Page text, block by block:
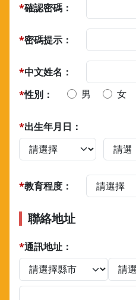
*確認密碼：
*密碼提示：
*中文姓名：
*性別： 男 女
*出生年月日：
*教育程度：
聯絡地址
*通訊地址：